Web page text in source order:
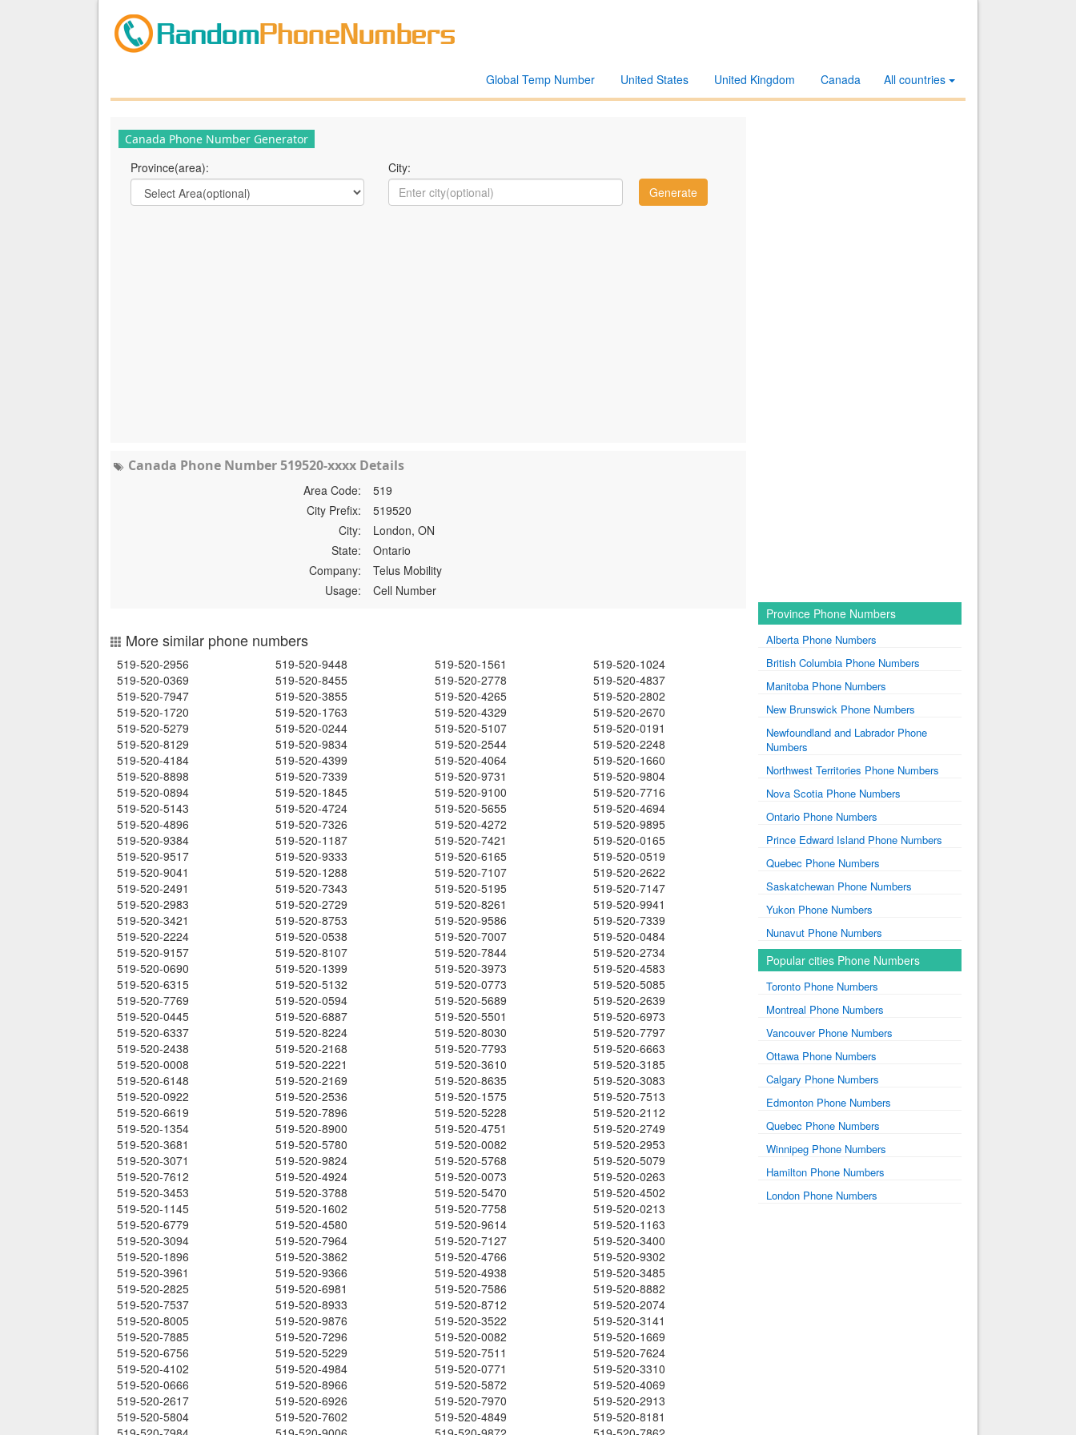
All countries
Canada
United Kingdom
United States
Global Temp Number
Canada Phone Number Generator
Province(area): City:
Canada Phone Number 519520-xxxx Details
Area Code:
519
City Prefix:
519520
City:
London, ON
State:
Ontario
Company:
Telus Mobility
Usage:
Cell Number
More similar phone numbers
519-520-2956 519-520-9448 519-520-1561
519-520-1024
519-520-0369
519-520-8455 519-520-2778
519-520-4837
519-520-7947
519-520-3855 519-520-4265
519-520-2802
519-520-1720
519-520-1763 519-520-4329
519-520-2670
519-520-5279
519-520-0244 519-520-5107
519-520-0191
519-520-8129
519-520-9834 519-520-2544
519-520-2248
519-520-4184
519-520-4399 519-520-4064
519-520-1660
519-520-8898
519-520-7339 519-520-9731
519-520-9804
519-520-0894
519-520-1845 519-520-9100
519-520-7716
519-520-5143
519-520-4724 519-520-5655
519-520-4694
519-520-4896
519-520-7326 519-520-4272
519-520-9895
519-520-9384
519-520-1187 519-520-7421
519-520-0165
519-520-9517
519-520-9333 519-520-6165
519-520-0519
519-520-9041
519-520-1288 519-520-7107
519-520-2622
519-520-2491
519-520-7343 519-520-5195
519-520-7147
519-520-2983
519-520-2729 519-520-8261
519-520-9941
519-520-3421
519-520-8753 519-520-9586
519-520-7339
519-520-2224
519-520-0538 519-520-7007
519-520-0484
519-520-9157
519-520-8107 519-520-7844
519-520-2734
519-520-0690
519-520-1399 519-520-3973
519-520-4583
519-520-6315
519-520-5132 519-520-0773
519-520-5085
519-520-7769
519-520-0594 519-520-5689
519-520-2639
519-520-0445
519-520-6887 519-520-5501
519-520-6973
519-520-6337
519-520-8224 519-520-8030
519-520-7797
519-520-2438
519-520-2168 519-520-7793
519-520-6663
519-520-0008
519-520-2221 519-520-3610
519-520-3185
519-520-6148
519-520-2169 519-520-8635
519-520-3083
519-520-0922
519-520-2536 519-520-1575
519-520-7513
519-520-6619
519-520-7896 519-520-5228
519-520-2112
519-520-1354
519-520-8900 519-520-4751
519-520-2749
519-520-3681
519-520-5780 519-520-0082
519-520-2953
519-520-3071
519-520-9824 519-520-5768
519-520-5079
519-520-7612
519-520-4924 519-520-0073
519-520-0263
519-520-3453
519-520-3788 519-520-5470
519-520-4502
519-520-1145
519-520-1602 519-520-7758
519-520-0213
519-520-6779
519-520-4580 519-520-9614
519-520-1163
519-520-3094
519-520-7964 519-520-7127
519-520-3400
519-520-1896
519-520-3862 519-520-4766
519-520-9302
519-520-3961
519-520-9366 519-520-4938
519-520-3485
519-520-2825
519-520-6981 519-520-7586
519-520-8882
519-520-7537
519-520-8933 519-520-8712
519-520-2074
519-520-8005
519-520-9876 519-520-3522
519-520-3141
519-520-7885
519-520-7296 519-520-0082
519-520-1669
519-520-6756
519-520-5229 519-520-7511
519-520-7624
519-520-4102
519-520-4984 519-520-0771
519-520-3310
519-520-0666
519-520-8966 519-520-5872
519-520-4069
519-520-2617
519-520-6926 519-520-7970
519-520-2913
519-520-5804
519-520-7602 519-520-4849
519-520-8181
Province Phone Numbers
Alberta Phone Numbers
British Columbia Phone Numbers
Manitoba Phone Numbers
New Brunswick Phone Numbers
Newfoundland and Labrador Phone
Numbers
Northwest Territories Phone Numbers
Nova Scotia Phone Numbers
Ontario Phone Numbers
Prince Edward Island Phone Numbers
Quebec Phone Numbers
Saskatchewan Phone Numbers
Yukon Phone Numbers
Nunavut Phone Numbers
Popular cities Phone Numbers
Toronto Phone Numbers
Montreal Phone Numbers
Vancouver Phone Numbers
Ottawa Phone Numbers
Calgary Phone Numbers
Edmonton Phone Numbers
Quebec Phone Numbers
Winnipeg Phone Numbers
Hamilton Phone Numbers
London Phone Numbers